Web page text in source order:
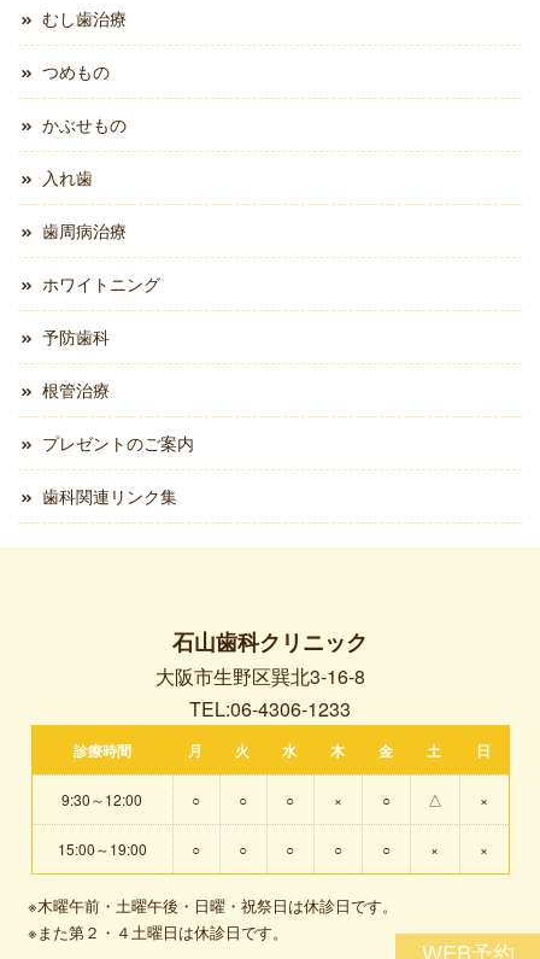
むし歯治療
つめもの
かぶせもの
入れ歯
歯周病治療
ホワイトニング
予防歯科
根管治療
プレゼントのご案内
歯科関連リンク集
石山歯科クリニック
大阪市生野区巽北3-16-8
TEL:06-4306-1233
診療時間 月 火 水 木 金 土 日
9:30～12:00 ○ ○ ○ × ○ △ ×
15:00～19:00 ○ ○ ○ ○ ○ × ×
※木曜午前・土曜午後・日曜・祝祭日は休診日です。
※また第２・４土曜日は休診日です。